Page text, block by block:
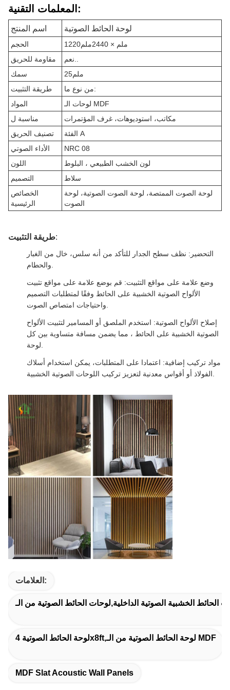
المعلمات التقنية:
اسم المنتج لوحة الحائط الصوتية
الحجم
1220ملم × 2440ملم
مقاومة للحريق
سمك
25ملم
طريقة التثبيت
من نوع ما:
المواد
لوحات الـ MDF
مناسبة ل
مكاتب، استوديوهات، غرف المؤتمرات
تصنيف الحريق
الفئة A
الأداء الصوتي
NRC 08
اللون
لون الخشب الطبيعي ، البلوط
التصميم
سلاط
الخصائص
الرئيسية
لوحة الصوت الممتصة، لوحة الصوت الصوتية، لوحة
الصوت
طريقة التثبيت:
التحضير: نظف سطح الجدار للتأكد من أنه سلس، خال من الغبار
وضع علامة على مواقع التثبيت: قم بوضع علامة على مواقع تثبيت
الألواح الصوتية الخشبية على الحائط وفقًا لمتطلبات التصميم
إصلاح الألواح الصوتية: استخدم الملصق أو المسامير لتثبيت الألواح
الصوتية الخشبية على الحائط ، مما يضمن مسافة متساوية بين كل
مواد تركيب إضافية: اعتمادا على المتطلبات، يمكن استخدام أسلاك
العلامات:
لوحة الحائط الصوتية 4x8ft,لوحة الحائط الصوتية من الـ MDF
MDF Slat Acoustic Wall Panels